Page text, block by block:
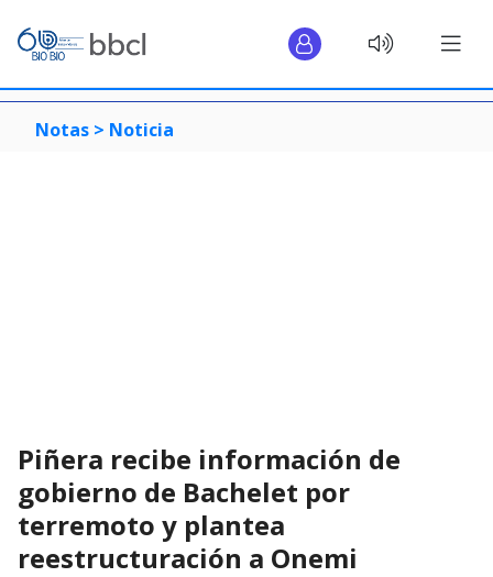
Notas > Noticia
Piñera recibe información de
gobierno de Bachelet por
terremoto y plantea
reestructuración a Onemi